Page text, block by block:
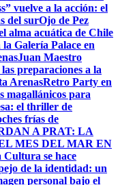
vuelve a la acción: el
del surOjo de Pez
alma acuática de Chile
Galería Palace en
Juan Maestro
preparaciones a la
ArenasRetro Party en
magallánicos para
el thriller de
frías de
A PRAT: LA
MES DEL MAR EN
se hace
de la identidad: un
personal bajo el